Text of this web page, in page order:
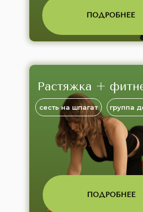
ПОДРОБНЕЕ
Растяжка +
ПОДРОБНЕЕ
сесть на шпагат группа